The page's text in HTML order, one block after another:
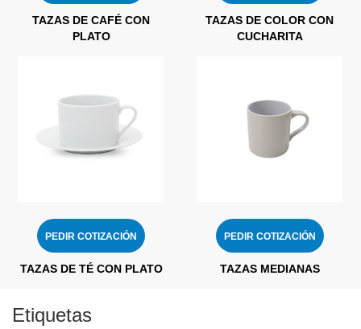
TAZAS DE CAFÉ CON
PLATO
TAZAS DE COLOR CON
CUCHARITA
PEDIR COTIZACIÓN
TAZAS DE TÉ CON PLATO
PEDIR COTIZACIÓN
TAZAS MEDIANAS
Etiquetas